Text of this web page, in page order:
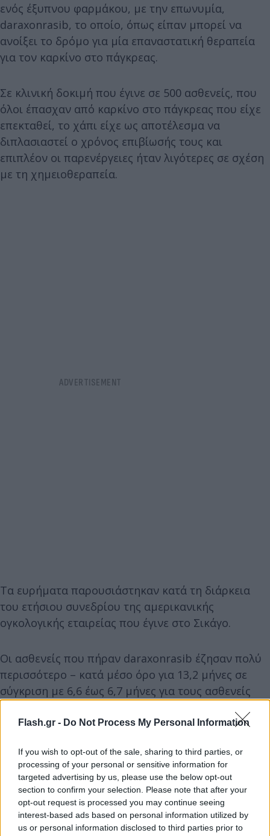
Flash.gr - Do Not Process My Personal Information
If you wish to opt-out of the sale, sharing to third parties, or
processing of your personal or sensitive information for
targeted advertising by us, please use the below opt-out
section to confirm your selection. Please note that after your
opt-out request is processed you may continue seeing
interest-based ads based on personal information utilized by
us or personal information disclosed to third parties prior to
ενός έξυπνου φαρμάκου, με την επωνυμία,
daraxonrasib, το οποίο, όπως είπαν μπορεί να
ανοίξει το δρόμο για μία επαναστατική θεραπεία
για τον καρκίνο στο πάγκρεας.
Σε κλινική δοκιμή που έγινε σε 500 ασθενείς, που
όλοι έπασχαν από καρκίνο στο πάγκρεας που είχε
επεκταθεί, το χάπι είχε ως αποτέλεσμα να
διπλασιαστεί ο χρόνος επιβίωσής τους και
επιπλέον οι παρενέργειες ήταν λιγότερες σε σχέση
με τη χημειοθεραπεία.
Τα ευρήματα παρουσιάστηκαν κατά τη διάρκεια
του ετήσιου συνεδρίου της αμερικανικής
ογκολογικής εταιρείας που έγινε στο Σικάγο.
Οι ασθενείς που πήραν daraxonrasib έζησαν πολύ
περισσότερο – κατά μέσο όρο για 13,2 μήνες σε
σύγκριση με 6,6 έως 6,7 μήνες για τους ασθενείς
«Είδαμε ποσοστά επιβίωσης που δεν είχαμε
ξαναδεί»
Επιστήμονες περιγράφουν στην Guardianτην
εμπειρία τους όταν διάβασαν για πρώτη φορά τα
αποτελέσματα των ερευνών. «Δάκρυσα. Είδαμε